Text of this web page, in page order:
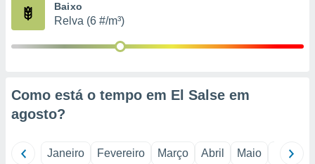
o
num
Baixo
Relva (6 #/m³)
Como está o tempo em El Salse em
agosto?
Janeiro Fevereiro Março Abril Maio Junho